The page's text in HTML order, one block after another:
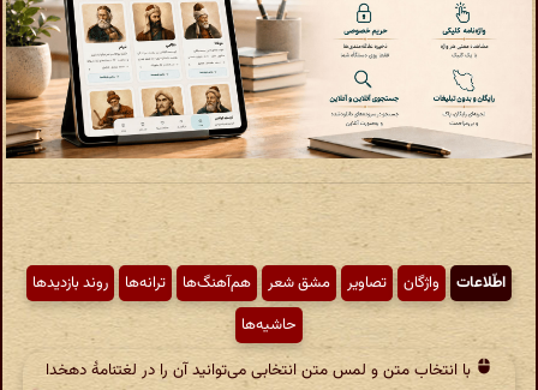
اطّلاعات واژگان تصاویر مشق شعر هم‌آهنگ‌ها ترانه‌ها
روند بازدیدها
حاشیه‌ها
با انتخاب متن و لمس متن انتخابی می‌توانید آن را در لغتنامهٔ دهخدا